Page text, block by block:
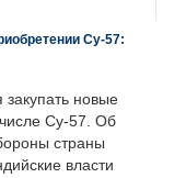
Су-57:
новые
Су-57. Об
страны
власти